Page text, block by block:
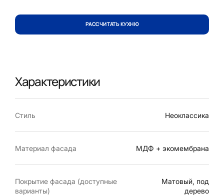
РАССЧИТАТЬ КУХНЮ
Характеристики
Стиль Неоклассика
Материал фасада МДФ + экомембрана
Покрытие фасада (доступные
варианты)
Матовый, под
дерево